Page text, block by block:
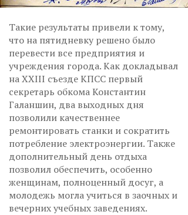
Такие результаты привели к тому,
что на пятидневку решено было
перевести все предприятия и
учреждения города. Как докладывал
на XXIII съезде КПСС первый
секретарь обкома Константин
Галаншин, два выходных дня
позволили качественнее
ремонтировать станки и сократить
потребление электроэнергии. Также
дополнительный день отдыха
позволил обеспечить, особенно
женщинам, полноценный досуг, а
молодежь могла учиться в заочных и
вечерних учебных заведениях.